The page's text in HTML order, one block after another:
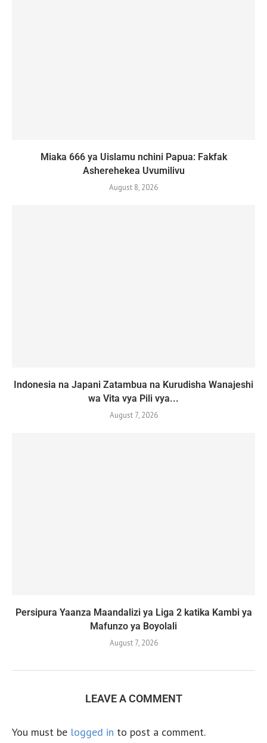
Miaka 666 ya Uislamu nchini Papua: Fakfak
Asherehekea Uvumilivu
August 8, 2026
Indonesia na Japani Zatambua na Kurudisha Wanajeshi
wa Vita vya Pili vya...
August 7, 2026
Persipura Yaanza Maandalizi ya Liga 2 katika Kambi ya
Mafunzo ya Boyolali
August 7, 2026
LEAVE A COMMENT
You must be logged in to post a comment.